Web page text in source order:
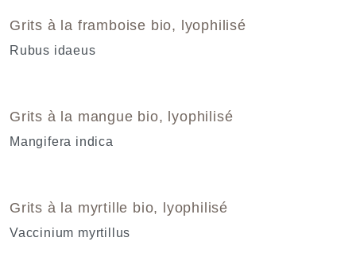
Grits à la framboise bio, lyophilisé
Rubus idaeus
Grits à la mangue bio, lyophilisé
Mangifera indica
Grits à la myrtille bio, lyophilisé
Vaccinium myrtillus